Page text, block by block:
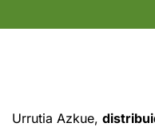
Urrutia Azkue,